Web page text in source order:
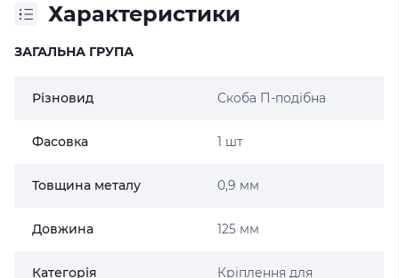
Характеристики
ЗАГАЛЬНА ГРУПА
Різновид Скоба П-подібна
Фасовка 1 шт
Товщина металу 0,9 мм
Довжина 125 мм
Категорія Кріплення для